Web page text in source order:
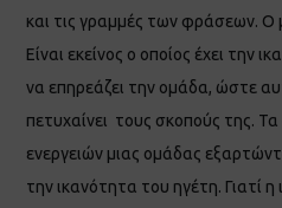
και τις γραμμές των φράσεων. Ο
Είναι εκείνος ο οποίος έχει την
να επηρεάζει την ομάδα, ώστε
πετυχαίνει τους σκοπούς της.
ενεργειών μιας ομάδας
την ικανότητα του ηγέτη. Γιατί η